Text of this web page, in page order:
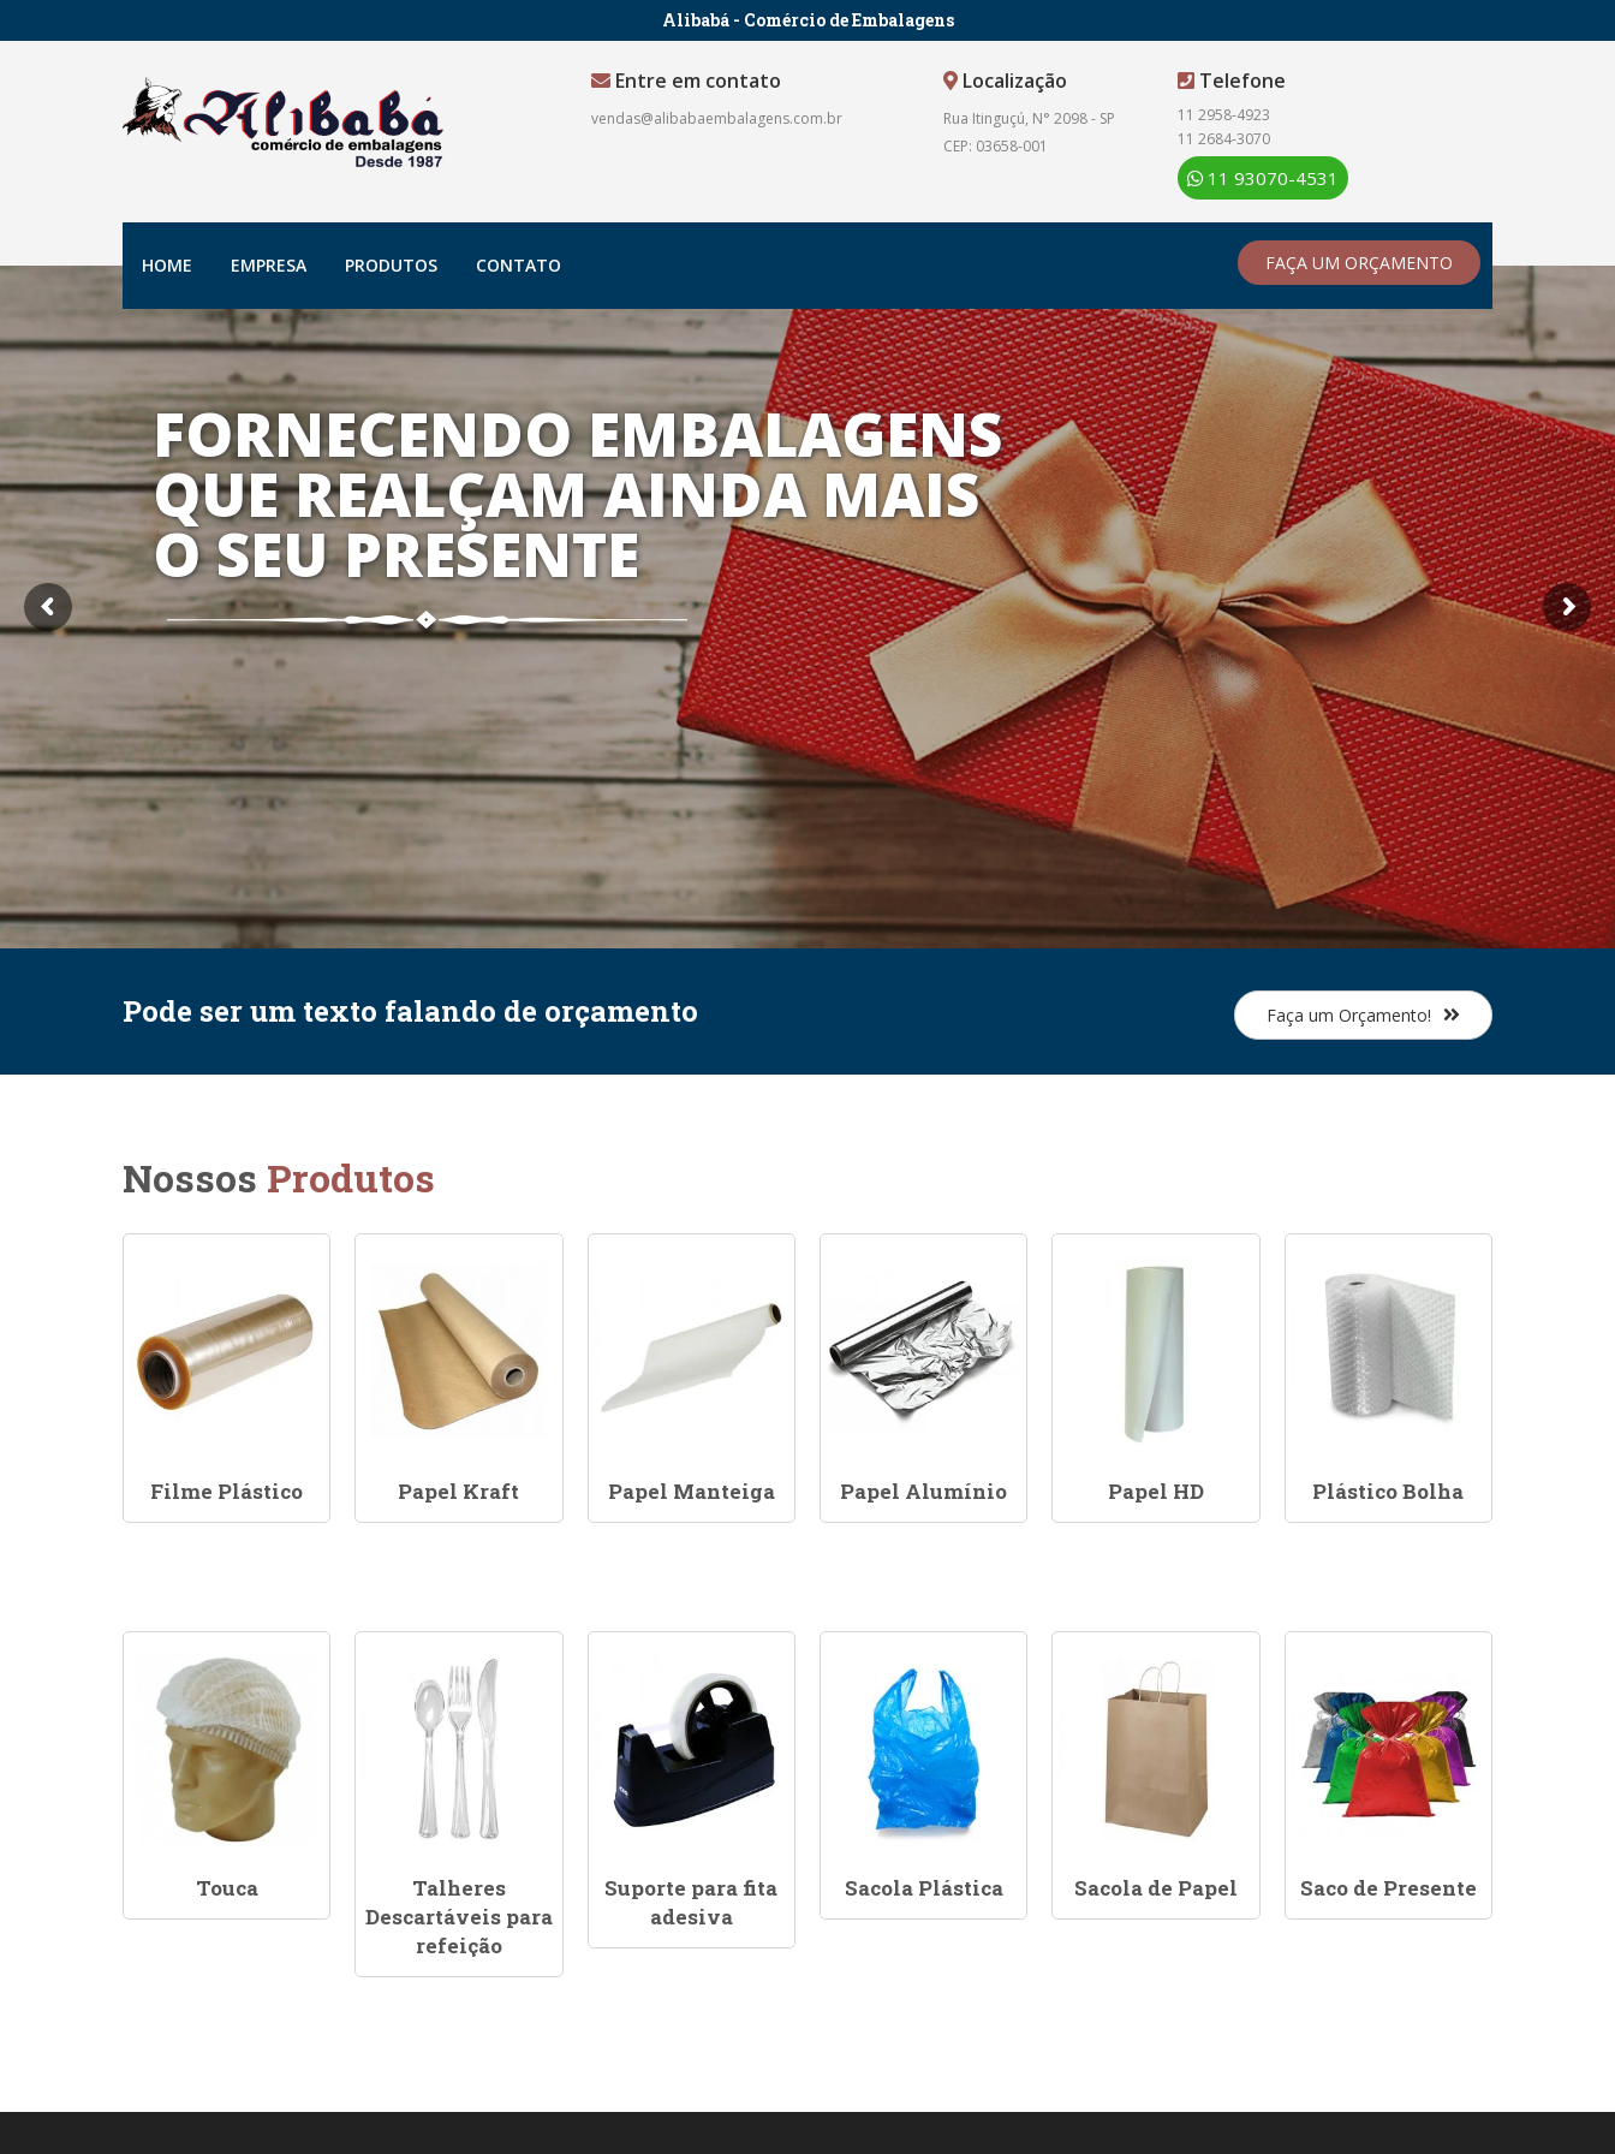
Alibabá - Comércio de Embalagens
Entre em contato
vendas@alibabaembalagens.com.br
Localização
Rua Itinguçú, N° 2098 - SP
CEP: 03658-001
Telefone
11 2958-4923
11 2684-3070
11 93070-4531
HOME EMPRESA PRODUTOS CONTATO FAÇA UM ORÇAMENTO
FORNECENDO EMBALAGENS
QUE REALÇAM AINDA MAIS
O SEU PRESENTE
Pode ser um texto falando de orçamento Faça um Orçamento!
Nossos Produtos
Filme Plástico Papel Kraft Papel Manteiga Papel Alumínio Papel HD Plástico Bolha
Touca
Talheres
Descartáveis para
refeição
Suporte para fita
adesiva
Sacola Plástica Sacola de Papel Saco de Presente